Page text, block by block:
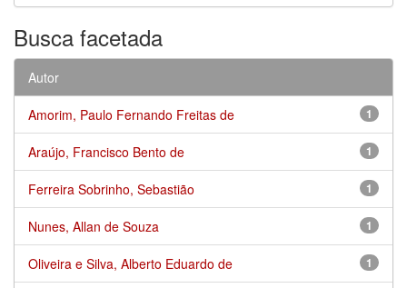
Busca facetada
Autor
1
Amorim, Paulo Fernando Freitas de
1
Araújo, Francisco Bento de
1
Ferreira Sobrinho, Sebastião
1
Nunes, Allan de Souza
1
Oliveira e Silva, Alberto Eduardo de